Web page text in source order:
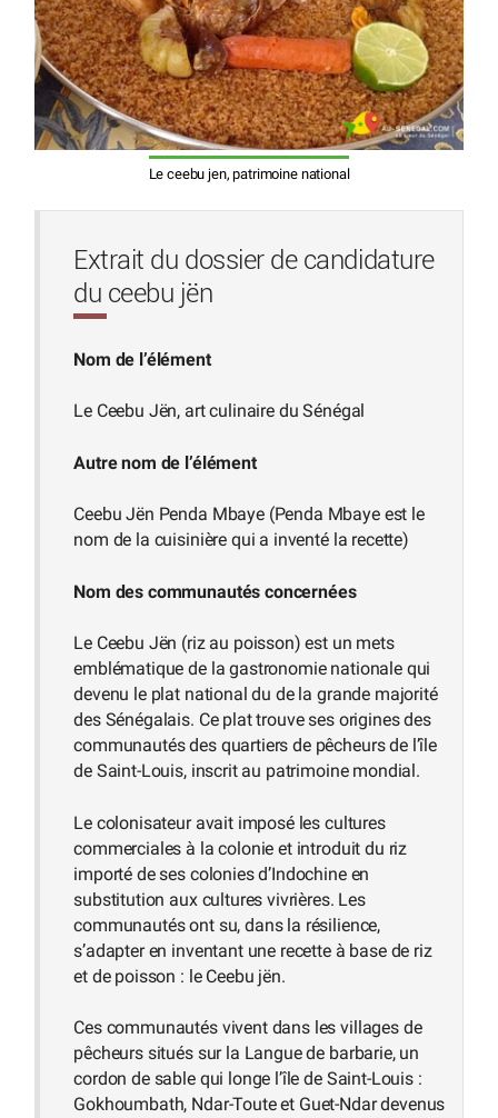
Le ceebu jen, patrimoine national
Extrait du dossier de candidature
du ceebu jën
Nom de l’élément
Le Ceebu Jën, art culinaire du Sénégal
Autre nom de l’élément
Ceebu Jën Penda Mbaye (Penda Mbaye est le
nom de la cuisinière qui a inventé la recette)
Nom des communautés concernées
Le Ceebu Jën (riz au poisson) est un mets
emblématique de la gastronomie nationale qui
devenu le plat national du de la grande majorité
des Sénégalais. Ce plat trouve ses origines des
communautés des quartiers de pêcheurs de l’île
de Saint-Louis, inscrit au patrimoine mondial.
Le colonisateur avait imposé les cultures
commerciales à la colonie et introduit du riz
importé de ses colonies d’Indochine en
substitution aux cultures vivrières. Les
communautés ont su, dans la résilience,
s’adapter en inventant une recette à base de riz
et de poisson : le Ceebu jën.
Ces communautés vivent dans les villages de
pêcheurs situés sur la Langue de barbarie, un
cordon de sable qui longe l’île de Saint-Louis :
Gokhoumbath, Ndar-Toute et Guet-Ndar devenus